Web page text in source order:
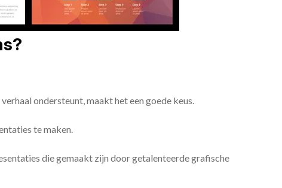
ondersteunt, maakt het een goede keus.
te maken.
die gemaakt zijn door getalenteerde grafische